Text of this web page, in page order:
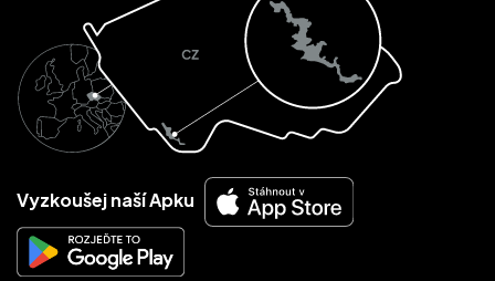
Vyzkoušej naší Apku